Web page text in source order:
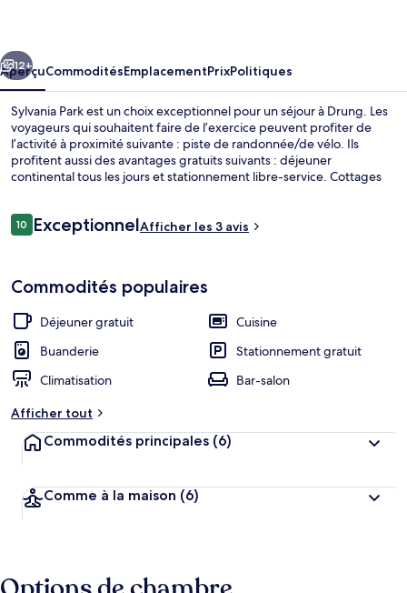
Suivant
12+
AperçuCommoditésEmplacementPrixPolitiques
Sylvania Park est un choix exceptionnel pour un séjour à Drung. Les
voyageurs qui souhaitent faire de l’exercice peuvent profiter de
l’activité à proximité suivante : piste de randonnée/de vélo. Ils
profitent aussi des avantages gratuits suivants : déjeuner
continental tous les jours et stationnement libre-service. Cottages
des téléviseurs à écran plat.
Avis
1010 sur 10 –
ExceptionnelAfficher les 3 avis
Commodités populaires
Déjeuner gratuit
Cuisine
Buanderie
Stationnement gratuit
Climatisation
Bar-salon
Afficher tout
Commodités principales (6)
Comme à la maison (6)